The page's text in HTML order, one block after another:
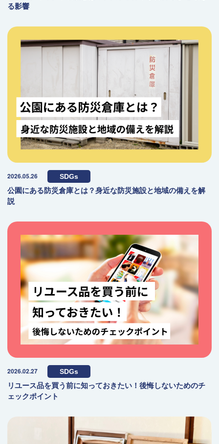
る影響
2026.05.26 SDGs
公園にある防災倉庫とは？身近な防災施設と地域の備えを解
説
2026.02.27 SDGs
リユース品を買う前に知っておきたい！後悔しないためのチ
ェックポイント